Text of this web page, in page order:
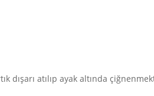
dışarı atılıp ayak altında